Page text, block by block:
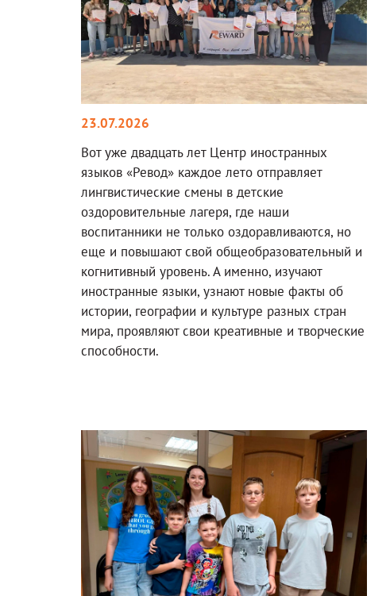
23.07.2026
Вот уже двадцать лет Центр иностранных
языков «Ревод» каждое лето отправляет
лингвистические смены в детские
оздоровительные лагеря, где наши
воспитанники не только оздоравливаются, но
еще и повышают свой общеобразовательный и
когнитивный уровень. А именно, изучают
иностранные языки, узнают новые факты об
истории, географии и культуре разных стран
мира, проявляют свои креативные и творческие
способности.